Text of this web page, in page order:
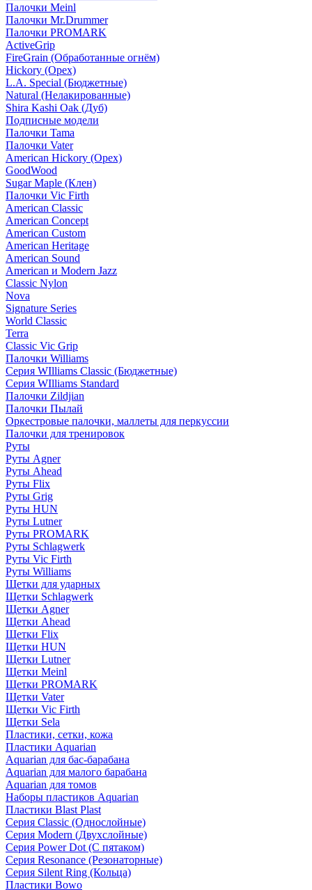
Палочки Meinl
Палочки Mr.Drummer
Палочки PROMARK
ActiveGrip
FireGrain (Обработанные огнём)
Hickory (Орех)
L.A. Special (Бюджетные)
Natural (Нелакированные)
Shira Kashi Oak (Дуб)
Подписные модели
Палочки Tama
Палочки Vater
American Hickory (Орех)
GoodWood
Sugar Maple (Клен)
Палочки Vic Firth
American Classic
American Concept
American Custom
American Heritage
American Sound
American и Modern Jazz
Classic Nylon
Nova
Signature Series
World Classic
Terra
Classic Vic Grip
Палочки Williams
Серия WIlliams Classic (Бюджетные)
Серия WIlliams Standard
Палочки Zildjian
Палочки Пылай
Оркестровые палочки, маллеты для перкуссии
Палочки для тренировок
Руты
Руты Agner
Руты Ahead
Руты Flix
Руты Grig
Руты HUN
Руты Lutner
Руты PROMARK
Руты Schlagwerk
Руты Vic Firth
Руты Williams
Щетки для ударных
Щетки Schlagwerk
Щетки Agner
Щетки Ahead
Щетки Flix
Щетки HUN
Щетки Lutner
Щетки Meinl
Щетки PROMARK
Щетки Vater
Щетки Vic Firth
Щетки Sela
Пластики, сетки, кожа
Пластики Aquarian
Aquarian для бас-барабана
Aquarian для малого барабана
Aquarian для томов
Наборы пластиков Aquarian
Пластики Blast Plast
Серия Classic (Однослойные)
Серия Modern (Двухслойные)
Серия Power Dot (С пятаком)
Серия Resonance (Резонаторные)
Серия Silent Ring (Кольца)
Пластики Bowo